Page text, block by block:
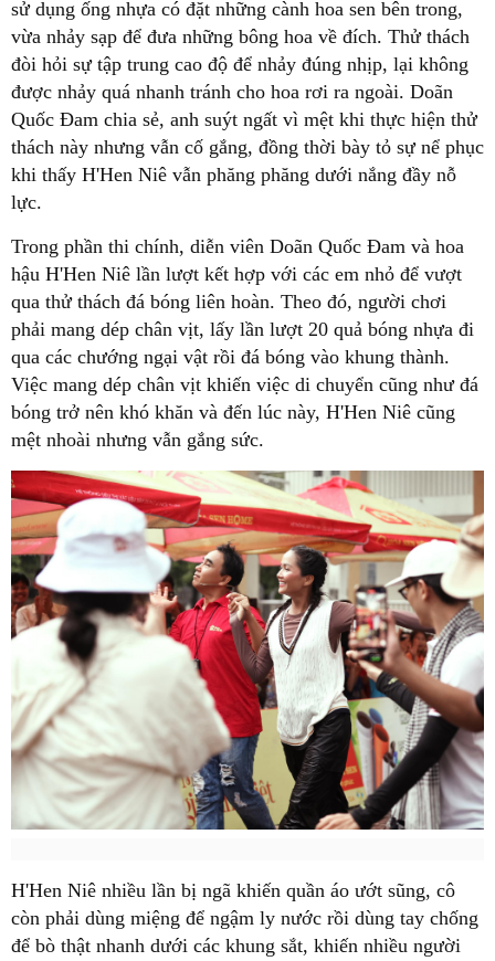
sử dụng ống nhựa có đặt những cành hoa sen bên trong,
vừa nhảy sạp để đưa những bông hoa về đích. Thử thách
đòi hỏi sự tập trung cao độ để nhảy đúng nhịp, lại không
được nhảy quá nhanh tránh cho hoa rơi ra ngoài. Doãn
Quốc Đam chia sẻ, anh suýt ngất vì mệt khi thực hiện thử
thách này nhưng vẫn cố gắng, đồng thời bày tỏ sự nể phục
khi thấy H'Hen Niê vẫn phăng phăng dưới nắng đầy nỗ
lực.
Trong phần thi chính, diễn viên Doãn Quốc Đam và hoa
hậu H'Hen Niê lần lượt kết hợp với các em nhỏ để vượt
qua thử thách đá bóng liên hoàn. Theo đó, người chơi
phải mang dép chân vịt, lấy lần lượt 20 quả bóng nhựa đi
qua các chướng ngại vật rồi đá bóng vào khung thành.
Việc mang dép chân vịt khiến việc di chuyển cũng như đá
bóng trở nên khó khăn và đến lúc này, H'Hen Niê cũng
mệt nhoài nhưng vẫn gắng sức.
H'Hen Niê nhiều lần bị ngã khiến quần áo ướt sũng, cô
còn phải dùng miệng để ngậm ly nước rồi dùng tay chống
để bò thật nhanh dưới các khung sắt, khiến nhiều người